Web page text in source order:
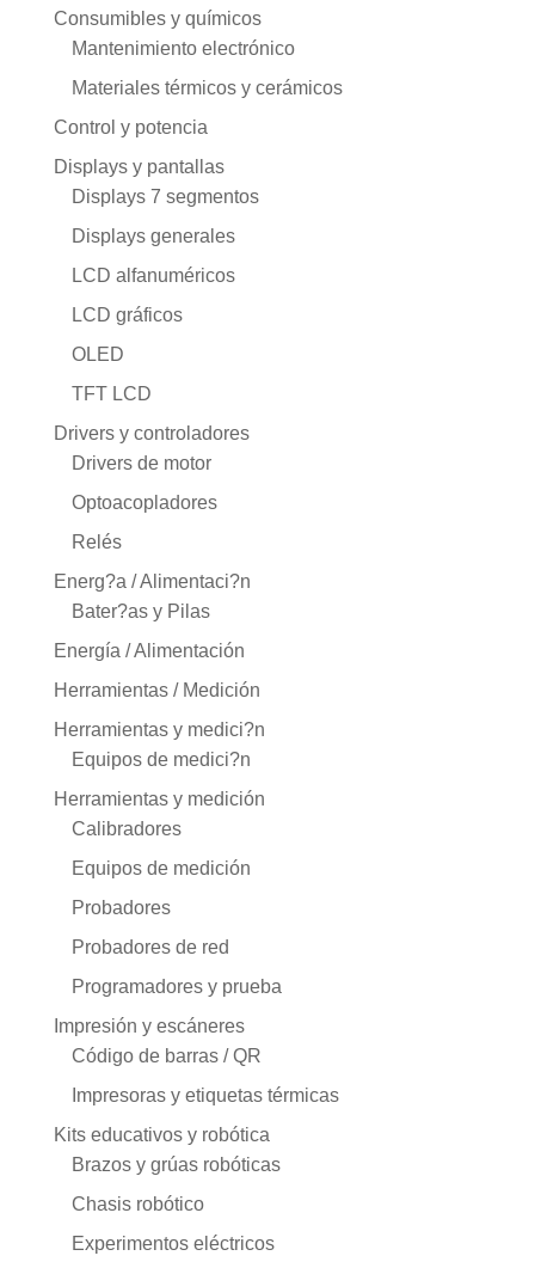
Consumibles y químicos
Mantenimiento electrónico
Materiales térmicos y cerámicos
Control y potencia
Displays y pantallas
Displays 7 segmentos
Displays generales
LCD alfanuméricos
LCD gráficos
OLED
TFT LCD
Drivers y controladores
Drivers de motor
Optoacopladores
Relés
Energ?a / Alimentaci?n
Bater?as y Pilas
Energía / Alimentación
Herramientas / Medición
Herramientas y medici?n
Equipos de medici?n
Herramientas y medición
Calibradores
Equipos de medición
Probadores
Probadores de red
Programadores y prueba
Impresión y escáneres
Código de barras / QR
Impresoras y etiquetas térmicas
Kits educativos y robótica
Brazos y grúas robóticas
Chasis robótico
Experimentos eléctricos